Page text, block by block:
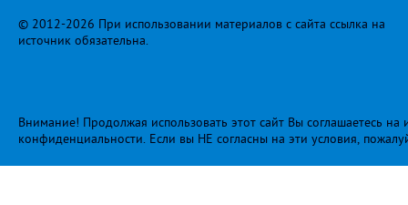
© 2012-2026 При использовании материалов с сайта ссылка на
источник обязательна.
Внимание! Продолжая использовать этот сайт Вы соглашаетесь
конфиденциальности. Если вы НЕ согласны на эти условия,